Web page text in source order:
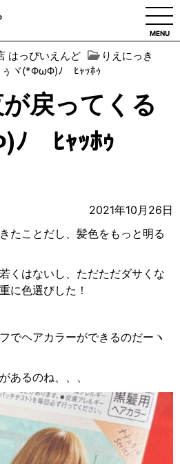
MENU
はっぴいえんど
りえにっき
ぅヾ(*ΦωΦ)ﾉ ﾋｬｯﾎｩ
戻ってくる
ﾉ ﾋｬｯﾎｩ
2021年10月26日
たことだし、髪色をもっと明る
くはないし、ただただダサくな
に色選びした！
でヘアカラーができるのだーヽ
あるのね、、、